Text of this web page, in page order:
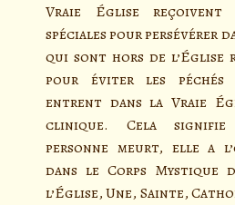
Vraie Église reçoivent
spéciales pour persévérer
qui sont hors de l’Église
pour éviter les péchés
entrent dans la Vraie
clinique. Cela signifie
personne meurt, elle a
dans le Corps Mystique
l’Église, Une, Sainte,